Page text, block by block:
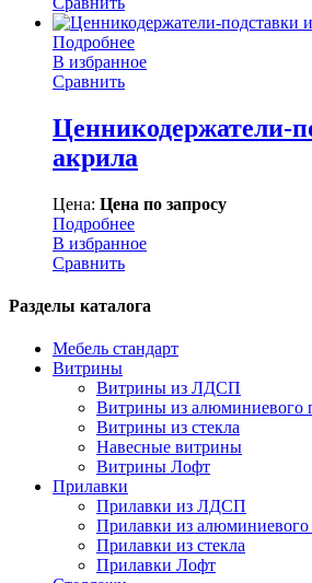
Подробнее
В избранное
Сравнить
Ценникодержатели-
акрила
Цена: Цена по запросу
Подробнее
В избранное
Сравнить
Разделы каталога
Мебель стандарт
Витрины
Витрины из ЛДСП
Витрины из алюминиевого
Витрины из стекла
Навесные витрины
Витрины Лофт
Прилавки
Прилавки из ЛДСП
Прилавки из
Прилавки из стекла
Прилавки Лофт